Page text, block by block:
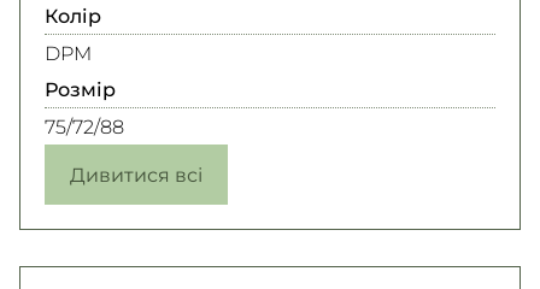
Колір
DPM
Розмір
75/72/88
Дивитися всі